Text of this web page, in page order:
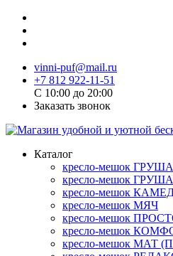
vinni-puf@mail.ru
+7 812 922-11-51
C 10:00 до 20:00
Заказать звонок
Каталог
кресло-мешок ГРУША
кресло-мешок
кресло-мешок
кресло-мешок МЯЧ
кресло-мешок
кресло-мешок
кресло-мешок МАТ